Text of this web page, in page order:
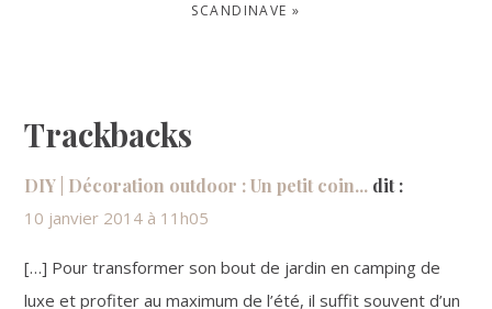
SCANDINAVE »
Reader
Interactions
Trackbacks
DIY | Décoration outdoor : Un petit coin... dit :
10 janvier 2014 à 11h05
[…] Pour transformer son bout de jardin en camping de
luxe et profiter au maximum de l’été, il suffit souvent d’un